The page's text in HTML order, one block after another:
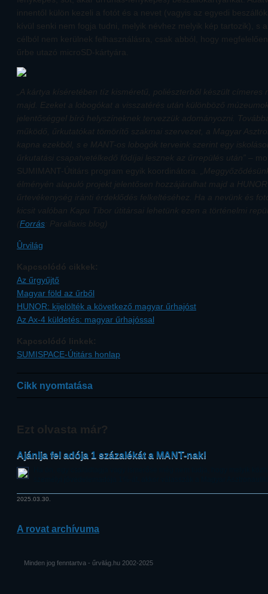
innentől külön kezeli a fotót és a nevet (vagyis az egyedi
kívül senki nem fogja tudni, melyik névhez melyik kép tartozik), s
célból nem kerülnek felhasználásra, csak abból, hogy
űrbe utazó microSD-kártyára.
„A kártya kíséretében tíz kisméretű, poliészterből készült
majd. Ezeket a lobogókat a visszatérés után különböző
jelentőséggel bíró helyszíneknek tervezzük adományozni.
működő, űrkutatókat tömörítő szakmai szervezet, a Magyar
kapna ezekből, s e MANT-os lobogók terveink szerint egy
űrkutatási csapatvetélkedő fődíjai lesznek az űrrepülés után” –
SUMIMANT-Útitárs program egyik koordinátora.
élményén alapuló projekt jelentősen hozzájárulhat majd a
űrtevékenység iránti érdeklődés felkeltéséhez. Ha a nevünk és
kicsit valóban Kapu Tibor útitársai lehetünk ezen a történelmi
(Forrás: Parallaxis blog)
Ûrvilág
Kapcsolódó cikkek:
Az űrgyűjtő
Magyar föld az űrből
HUNOR: kijelölték a következő magyar űrhajóst
Az Ax-4 küldetés: magyar űrhajóssal
Kapcsolódó linkek:
SUMISPACE-Útitárs honlap
Cikk nyomtatása
Ezt olvasta már?
Ajánlja fel adója 1 százalékát a MANT-nak!
2025.03.30.
A rovat archívuma
Minden jog fenntartva - űrvilág.hu 2002-2025